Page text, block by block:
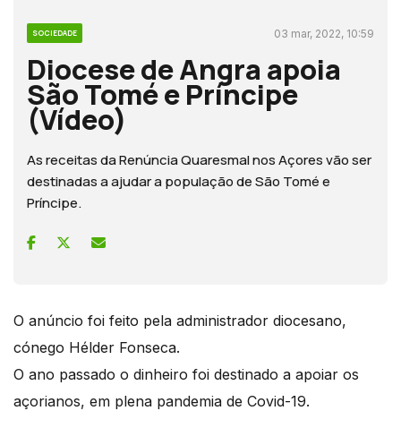
SOCIEDADE 03 mar, 2022, 10:59
Diocese de Angra apoia
São Tomé e Príncipe
(Vídeo)
As receitas da Renúncia Quaresmal nos Açores vão ser
destinadas a ajudar a população de São Tomé e
Príncipe.
O anúncio foi feito pela administrador diocesano,
cónego Hélder Fonseca.
O ano passado o dinheiro foi destinado a apoiar os
açorianos, em plena pandemia de Covid-19.